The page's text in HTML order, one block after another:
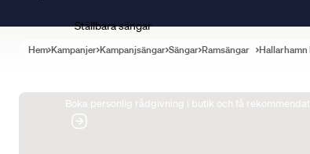
Ställbara sängar
Boka personlig rådgivning i butik och få
Hem Kampanjer Kampanjsängar Sängar Ramsängar Hallarhamn